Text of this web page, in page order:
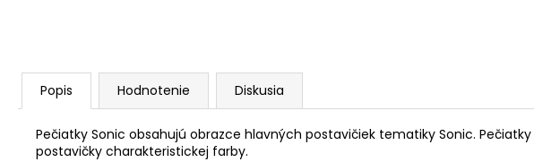
Popis Hodnotenie Diskusia
Pečiatky Sonic obsahujú obrazce hlavných postavičiek tematiky Sonic.
postavičky charakteristickej farby.